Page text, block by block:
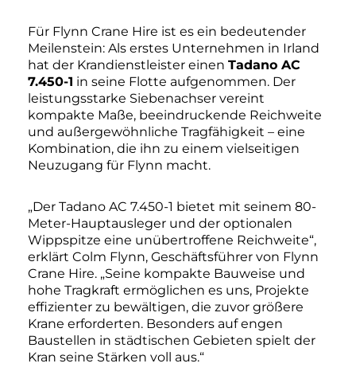
Für Flynn Crane Hire ist es ein bedeutender
Meilenstein: Als erstes Unternehmen in Irland
hat der Krandienstleister einen Tadano AC
7.450-1 in seine Flotte aufgenommen. Der
leistungsstarke Siebenachser vereint
kompakte Maße, beeindruckende Reichweite
und außergewöhnliche Tragfähigkeit – eine
Kombination, die ihn zu einem vielseitigen
Neuzugang für Flynn macht.
„Der Tadano AC 7.450-1 bietet mit seinem 80-
Meter-Hauptausleger und der optionalen
Wippspitze eine unübertroffene Reichweite“,
erklärt Colm Flynn, Geschäftsführer von Flynn
Crane Hire. „Seine kompakte Bauweise und
hohe Tragkraft ermöglichen es uns, Projekte
effizienter zu bewältigen, die zuvor größere
Krane erforderten. Besonders auf engen
Baustellen in städtischen Gebieten spielt der
Kran seine Stärken voll aus.“